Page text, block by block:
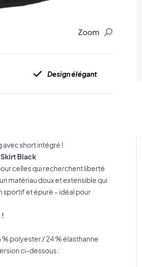
Zoom
Design élégant
short intégré !
Black
celles qui recherchent liberté
matériau doux et extensible qui
sportif et épuré – idéal pour
!
% polyester / 24 % élasthanne
ci-dessous :